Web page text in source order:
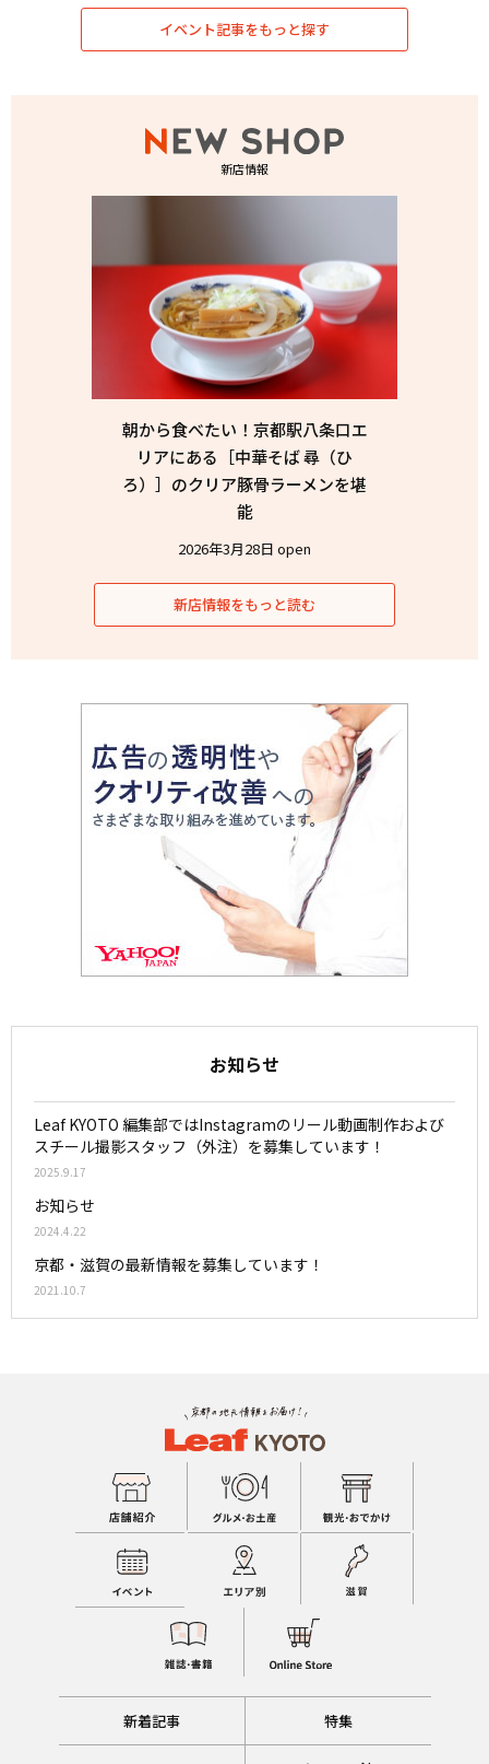
イベント記事をもっと探す
新店情報
朝から食べたい！京都駅八条口エ
リアにある［中華そば 尋（ひ
ろ）］のクリア豚骨ラーメンを堪
能
2026年3月28日 open
新店情報をもっと読む
お知らせ
Leaf KYOTO 編集部ではInstagramのリール動画制作および
スチール撮影スタッフ（外注）を募集しています！
2025.9.17
お知らせ
2024.4.22
京都・滋賀の最新情報を募集しています！
2021.10.7
新着記事 特集